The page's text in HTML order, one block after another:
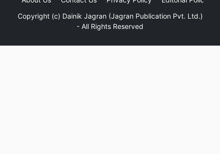
Copyright (c) Dainik Jagran (Jagran Publication Pvt. Ltd.)
- All Rights Reserved